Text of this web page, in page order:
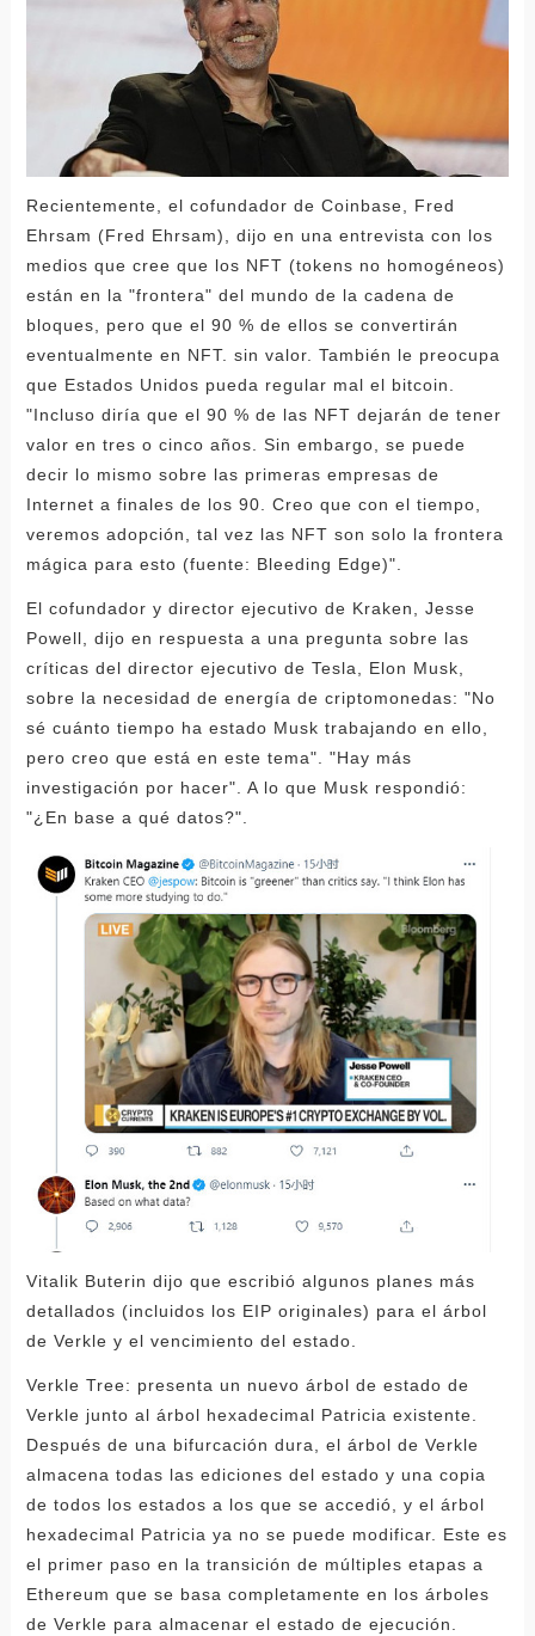
Recientemente, el cofundador de Coinbase, Fred
Ehrsam (Fred Ehrsam), dijo en una entrevista con los
medios que cree que los NFT (tokens no homogéneos)
están en la "frontera" del mundo de la cadena de
bloques, pero que el 90 % de ellos se convertirán
eventualmente en NFT. sin valor. También le preocupa
que Estados Unidos pueda regular mal el bitcoin.
"Incluso diría que el 90 % de las NFT dejarán de tener
valor en tres o cinco años. Sin embargo, se puede
decir lo mismo sobre las primeras empresas de
Internet a finales de los 90. Creo que con el tiempo,
veremos adopción, tal vez las NFT son solo la frontera
mágica para esto (fuente: Bleeding Edge)".
El cofundador y director ejecutivo de Kraken, Jesse
Powell, dijo en respuesta a una pregunta sobre las
críticas del director ejecutivo de Tesla, Elon Musk,
sobre la necesidad de energía de criptomonedas: "No
sé cuánto tiempo ha estado Musk trabajando en ello,
pero creo que está en este tema". "Hay más
investigación por hacer". A lo que Musk respondió:
"¿En base a qué datos?".
Vitalik Buterin dijo que escribió algunos planes más
detallados (incluidos los EIP originales) para el árbol
de Verkle y el vencimiento del estado.
Verkle Tree: presenta un nuevo árbol de estado de
Verkle junto al árbol hexadecimal Patricia existente.
Después de una bifurcación dura, el árbol de Verkle
almacena todas las ediciones del estado y una copia
de todos los estados a los que se accedió, y el árbol
hexadecimal Patricia ya no se puede modificar. Este es
el primer paso en la transición de múltiples etapas a
Ethereum que se basa completamente en los árboles
de Verkle para almacenar el estado de ejecución.